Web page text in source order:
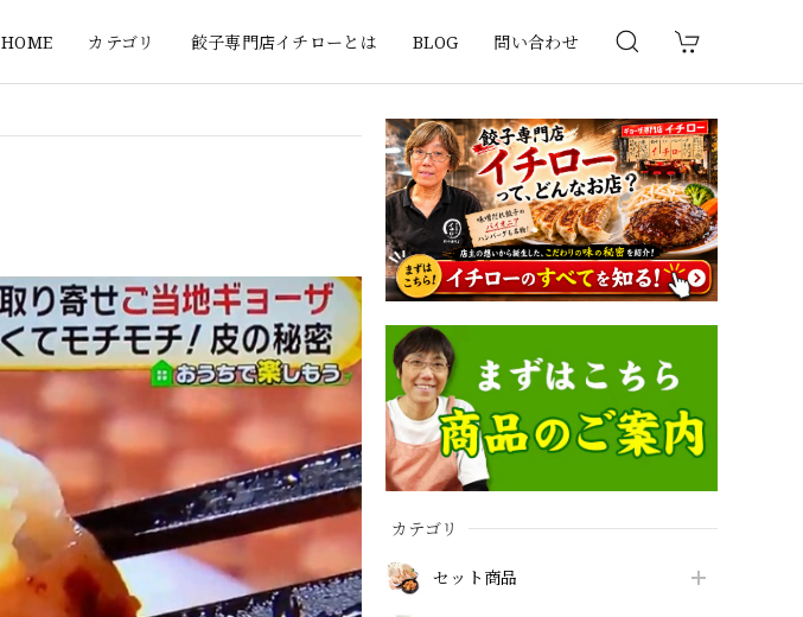
HOME カテゴリ 餃子専門店イチローとは BLOG 問い合わせ
カテゴリ
セット商品